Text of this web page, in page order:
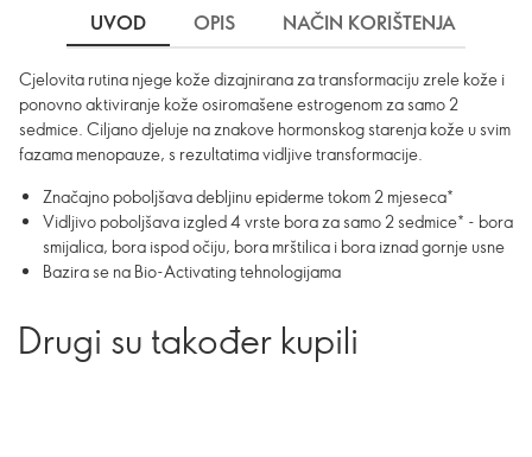
UVOD OPIS NAČIN KORIŠTENJA
Cjelovita rutina njege kože dizajnirana za transformaciju zrele kože i
ponovno aktiviranje kože osiromašene estrogenom za samo 2
sedmice. Ciljano djeluje na znakove hormonskog starenja kože u svim
fazama menopauze, s rezultatima vidljive transformacije.
Značajno poboljšava debljinu epiderme tokom 2 mjeseca*
Vidljivo poboljšava izgled 4 vrste bora za samo 2 sedmice* - bora
smijalica, bora ispod očiju, bora mrštilica i bora iznad gornje usne
Bazira se na Bio-Activating tehnologijama
Drugi su također kupili